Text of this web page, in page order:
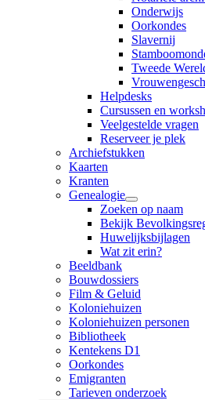
Onderwijs
Oorkondes
Slavernij
Tweede
Helpdesks
Cursussen en
Veelgestelde vragen
Reserveer je plek
Archiefstukken
Kaarten
Kranten
Genealogie
Zoeken op naam
Bekijk
Huwelijksbijlagen
Wat zit erin?
Beeldbank
Bouwdossiers
Film & Geluid
Koloniehuizen
Koloniehuizen personen
Bibliotheek
Kentekens D1
Oorkondes
Emigranten
Tarieven onderzoek